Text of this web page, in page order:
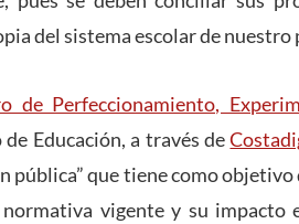
del sistema escolar de nuestro
de Perfeccionamiento,
Educación, a través de
pública” que tiene como
vigente y su impacto